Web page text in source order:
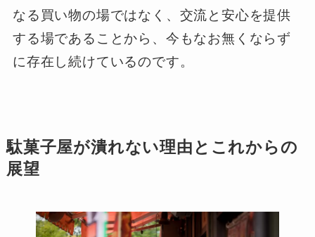
なる買い物の場ではなく、交流と安心を提供
する場であることから、今もなお無くならず
に存在し続けているのです。
駄菓子屋が潰れない理由とこれからの
展望